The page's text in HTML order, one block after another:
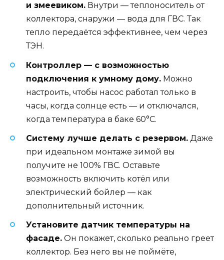
и змеевиком. Внутри — теплоноситель от
коллектора, снаружи — вода для ГВС. Так
тепло передаётся эффективнее, чем через
ТЭН.
Контроллер — с возможностью
подключения к умному дому. Можно
настроить, чтобы насос работал только в
часы, когда солнце есть — и отключался,
когда температура в баке 60°C.
Систему лучше делать с резервом. Даже
при идеальном монтаже зимой вы
получите не 100% ГВС. Оставьте
возможность включить котёл или
электрический бойлер — как
дополнительный источник.
Установите датчик температуры на
фасаде. Он покажет, сколько реально греет
коллектор. Без него вы не поймёте,